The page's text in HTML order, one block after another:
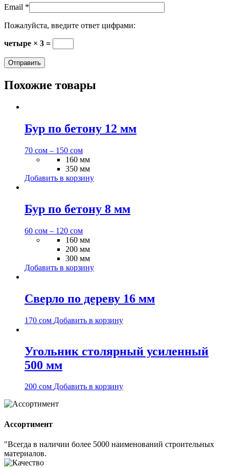
Email *
Пожалуйста, введите ответ цифрами:
четыре × 3 =
Похожие товары
Бур по бетону 12 мм
70 сом – 150 сом
160 мм
350 мм
Добавить в корзину
Бур по бетону 8 мм
60 сом – 120 сом
160 мм
200 мм
300 мм
Добавить в корзину
Сверло по дереву 16 мм
170 сом Добавить в корзину
Угольник столярный усиленный
500 мм
200 сом Добавить в корзину
Ассортимент
"Всегда в наличии более 5000 наименований строительных
материалов.